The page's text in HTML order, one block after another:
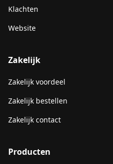
Klachten
Website
Zakelijk
Zakelijk voordeel
Zakelijk bestellen
Zakelijk contact
Producten